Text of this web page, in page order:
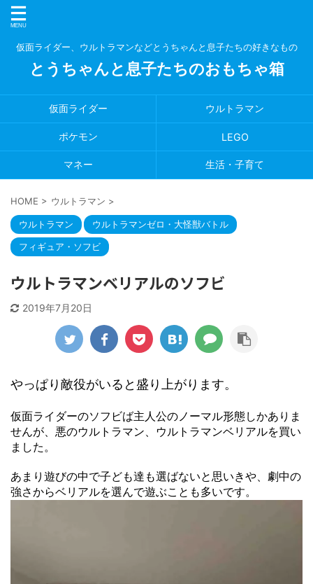
仮面ライダー、ウルトラマンなどとうちゃんと息子たちの好きなもの
とうちゃんと息子たちのおもちゃ箱
仮面ライダー ウルトラマン
ポケモン LEGO
マネー 生活・子育て
HOME > ウルトラマン >
ウルトラマン
ウルトラマンゼロ・大怪獣バトル
フィギュア・ソフビ
ウルトラマンベリアルのソフビ
2019年7月20日
やっぱり敵役がいると盛り上がります。
仮面ライダーのソフビば主人公のノーマル形態しかありま
せんが、悪のウルトラマン、ウルトラマンベリアルを買い
ました。
あまり遊びの中で子ども達も選ばないと思いきや、劇中の
強さからベリアルを選んで遊ぶことも多いです。